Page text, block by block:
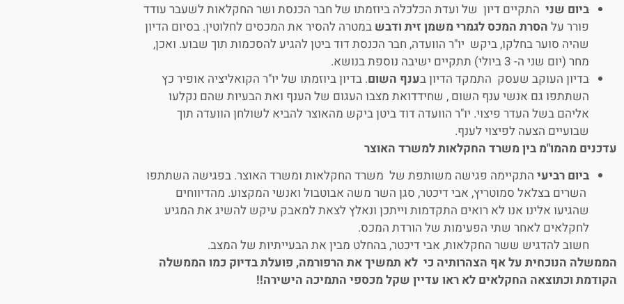
ביום שני התקיים דיון של ועדת הכלכלה ביוזמתו של חבר הכנסת ושר החקלאות לשעבר עודד
פורר על הסרת המכס לגמרי משמן זית ודבש במטרה להסיר את המכסים לחלוטין. בסיום הדיון
שהיה סוער בחלקו, ביקש יו"ר הוועדה, חבר הכנסת דוד ביטן להגיע להסכמות תוך שבוע. ואכן,
מחר (יום שני ה- 3 ביולי) תתקיים ישיבה נוספת בנושא.
בדיון העוקב שעסק התמקד הדיון בענף השום. בדיון ביוזמתו של יו"ר הקואליציה אופיר כץ
השתתפו גם אנשי ענף השום , שחידדואת מצבו העגום של הענף ואת הבעיות שהם נקלעו
אליהם בשל העדר פיצוי. יו"ר הוועדה דוד ביטן ביקש מהאוצר להביא לשולחן הוועדה תוך
שבועיים הצעה לפיצוי לענף.
עדכנים מהמו"מ בין משרד החקלאות למשרד האוצר
ביום רביעי התקיימה פגישה משותפת של משרד החקלאות ומשרד האוצר. בפגישה השתתפו
השרים בצלאל סמוטריץ, אבי דיכטר, סגן השר משה אבוטבול ואנשי המקצוע. מהדיווחים
שהגיעו אלינו אנו לא רואים התקדמות וייתכן ונאלץ לצאת למאבק עיקש להשיג את המגיע
לחקלאים לאחר שתי הפעימות של הורדת המכס.
חשוב להדגיש ששר החקלאות, אבי דיכטר, בהחלט מבין את הבעייתיות של המצב.
הממשלה הנוכחית על אף הצהרותיה כי לא תמשיך את הרפורמה, פועלת בדיוק כמו הממשלה
הקודמת וכתוצאה החקלאים לא ראו עדיין שקל מכספי התמיכה הישירה!!